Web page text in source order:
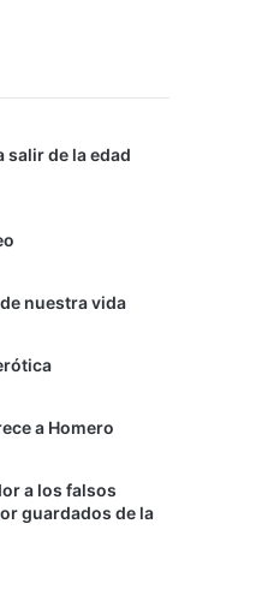
salir de la edad
de nuestra vida
a Homero
a los falsos
guardados de la